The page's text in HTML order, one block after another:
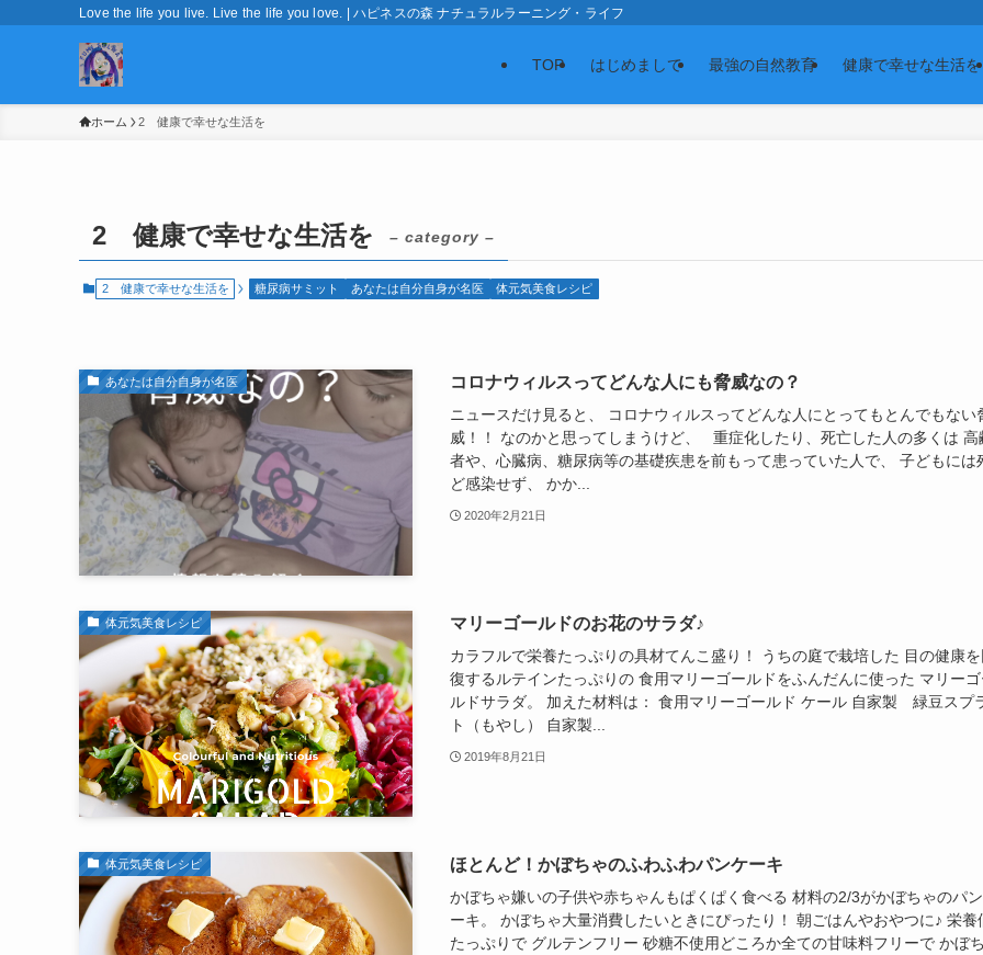
Love the life you live. Live the life you love. | ハピネスの森 ナチュラルラーニング・ライフ
TOP はじめまして 最強の自然教育 健康で幸せな生活を
ホーム 2 健康で幸せな生活を
2 健康で幸せな生活を – category –
2 健康で幸せな生活を 糖尿病サミット あなたは自分自身が名医 体元気美食レシピ
あなたは自分自身が名医 コロナウィルスってどんな人にも脅威なの？
ニュースだけ見ると、 コロナウィルスってどんな人にとってもとんでもない
威！！ なのかと思ってしまうけど、 重症化したり、死亡した人の多くは 高
者や、心臓病、糖尿病等の基礎疾患を前もって患っていた人で、 子どもには
ど感染せず、 かか...
2020年2月21日
体元気美食レシピ マリーゴールドのお花のサラダ♪
カラフルで栄養たっぷりの具材てんこ盛り！ うちの庭で栽培した 目の健康を
復するルテインたっぷりの 食用マリーゴールドをふんだんに使った マリーゴ
ルドサラダ。 加えた材料は： 食用マリーゴールド ケール 自家製 緑豆スプ
ト（もやし） 自家製...
2019年8月21日
体元気美食レシピ ほとんど！かぼちゃのふわふわパンケーキ
かぼちゃ嫌いの子供や赤ちゃんもぱくぱく食べる 材料の2/3がかぼちゃのパ
ーキ。 かぼちゃ大量消費したいときにぴったり！ 朝ごはんやおやつに♪ 栄養
たっぷりで グルテンフリー 砂糖不使用どころか全ての甘味料フリーで かぼ